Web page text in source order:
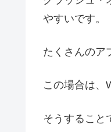
やすいです。
たくさんのア
この場合は、
そうすること